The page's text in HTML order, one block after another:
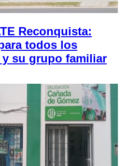
Reconquista:
todos los
su grupo familiar